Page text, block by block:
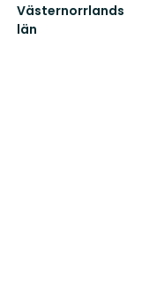
Västernorrlands
län